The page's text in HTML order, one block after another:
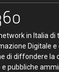
in Italia di
Digitale e
di diffondere la
pubbliche